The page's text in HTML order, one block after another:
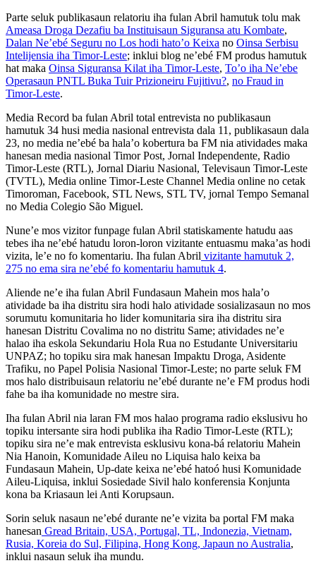
Parte seluk publikasaun relatoriu iha fulan Abril hamutuk tolu mak
Ameasa Droga Dezafiu ba Instituisaun Siguransa atu Kombate,
Dalan Ne’ebé Seguru no Los hodi hato’o Keixa no Oinsa Serbisu
Intelijensia iha Timor-Leste; inklui blog ne’ebé FM produs hamutuk
hat maka Oinsa Siguransa Kilat iha Timor-Leste, To’o iha Ne’ebe
Operasaun PNTL Buka Tuir Prizioneiru Fujitivu?, no Fraud in
Timor-Leste.
Media Record ba fulan Abril total entrevista no publikasaun
hamutuk 34 husi media nasional entrevista dala 11, publikasaun dala
23, no media ne’ebé ba hala’o kobertura ba FM nia atividades maka
hanesan media nasional Timor Post, Jornal Independente, Radio
Timor-Leste (RTL), Jornal Diariu Nasional, Televisaun Timor-Leste
(TVTL), Media online Timor-Leste Channel Media online no cetak
Timoroman, Facebook, STL News, STL TV, jornal Tempo Semanal
no Media Colegio São Miguel.
Nune’e mos vizitor funpage fulan Abril statiskamente hatudu aas
tebes iha ne’ebé hatudu loron-loron vizitante entuasmu maka’as hodi
vizita, le’e no fo komentariu. Iha fulan Abril vizitante hamutuk 2,
275 no ema sira ne’ebé fo komentariu hamutuk 4.
Aliende ne’e iha fulan Abril Fundasaun Mahein mos hala’o
atividade ba iha distritu sira hodi halo atividade sosializasaun no mos
sorumutu komunitaria ho lider komunitaria sira iha distritu sira
hanesan Distritu Covalima no no distritu Same; atividades ne’e
halao iha eskola Sekundariu Hola Rua no Estudante Universitariu
UNPAZ; ho topiku sira mak hanesan Impaktu Droga, Asidente
Trafiku, no Papel Polisia Nasional Timor-Leste; no parte seluk FM
mos halo distribuisaun relatoriu ne’ebé durante ne’e FM produs hodi
fahe ba iha komunidade no mestre sira.
Iha fulan Abril nia laran FM mos halao programa radio ekslusivu ho
topiku intersante sira hodi publika iha Radio Timor-Leste (RTL);
topiku sira ne’e mak entrevista esklusivu kona-bá relatoriu Mahein
Nia Hanoin, Komunidade Aileu no Liquisa halo keixa ba
Fundasaun Mahein, Up-date keixa ne’ebé hatoó husi Komunidade
Aileu-Liquisa, inklui Sosiedade Sivil halo konferensia Konjunta
kona ba Kriasaun lei Anti Korupsaun.
Sorin seluk nasaun ne’ebé durante ne’e vizita ba portal FM maka
hanesan Gread Britain, USA, Portugal, TL, Indonezia, Vietnam,
Rusia, Koreia do Sul, Filipina, Hong Kong, Japaun no Australia,
inklui nasaun seluk iha mundu.